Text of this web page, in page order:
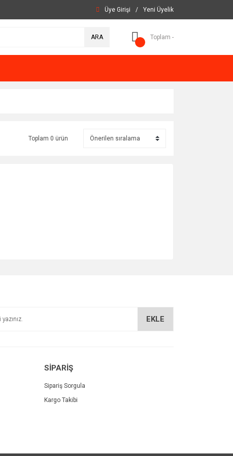
Üye Girişi / Yeni Üyelik
ARA Toplam -
Toplam 0 ürün
EKLE
SİPARİŞ
Sipariş Sorgula
Kargo Takibi